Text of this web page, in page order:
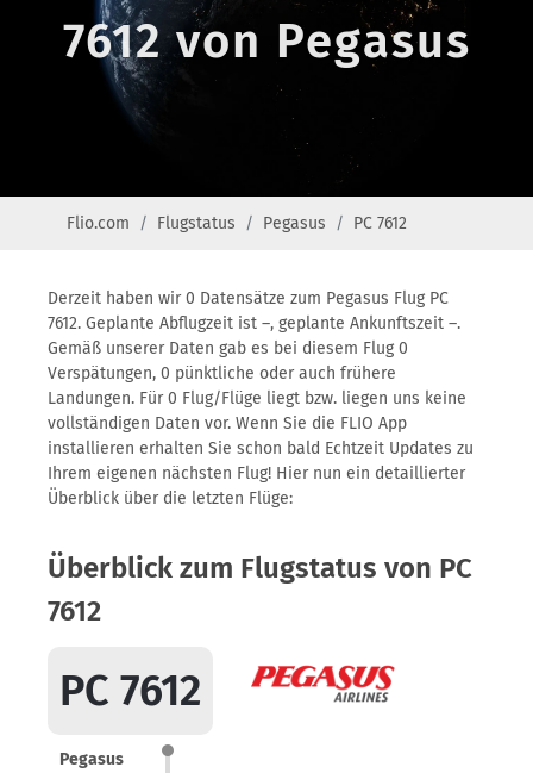
7612 von Pegasus
Flio.com Flugstatus Pegasus PC 7612
Derzeit haben wir 0 Datensätze zum Pegasus Flug PC
7612. Geplante Abflugzeit ist –, geplante Ankunftszeit –.
Gemäß unserer Daten gab es bei diesem Flug 0
Verspätungen, 0 pünktliche oder auch frühere
Landungen. Für 0 Flug/Flüge liegt bzw. liegen uns keine
vollständigen Daten vor. Wenn Sie die FLIO App
installieren erhalten Sie schon bald Echtzeit Updates zu
Ihrem eigenen nächsten Flug! Hier nun ein detaillierter
Überblick über die letzten Flüge:
Überblick zum Flugstatus von PC
7612
PC 7612
Pegasus